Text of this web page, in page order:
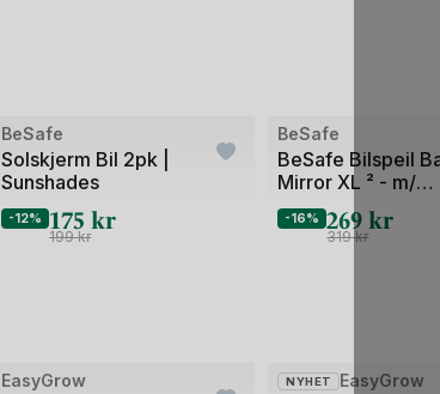
BeSafe
Solskjerm Bil 2pk |
Sunshades
-12% 175kr
199kr
BeSafe
BeSafe Bilspeil
Mirror XL ² - m/
Fjernkontrollstyrt
-16% 269kr
319kr
EasyGrow NYHET EasyGrow